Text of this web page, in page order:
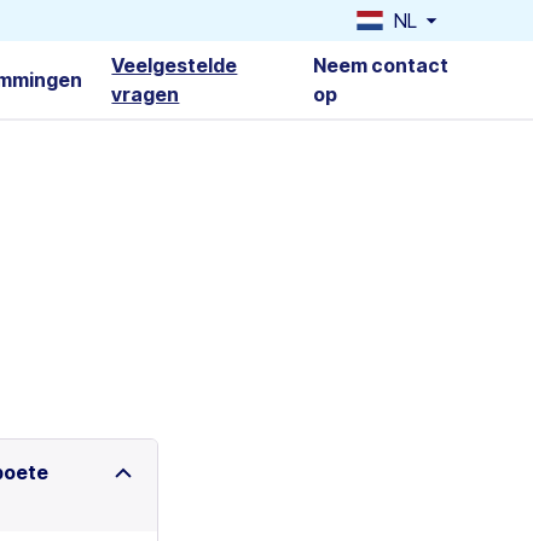
NL
Veelgestelde
vragen
Neem contact
op